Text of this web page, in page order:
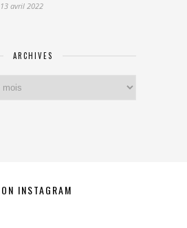
13 avril 2022
ARCHIVES
INSTAGRAM